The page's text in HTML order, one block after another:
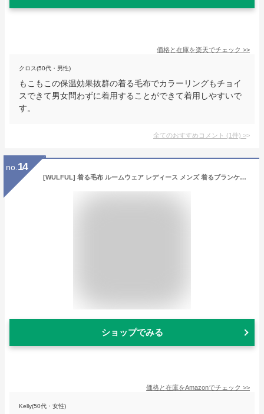
価格と在庫を楽天でチェック >>
クロス(50代・男性)
もこもこの保温効果抜群の着る毛布でカラーリングもチョイ
スできて男女問わずに着用することができて着用しやすいで
す。
全てのおすすめコメント (1件) >
no. 14
[WULFUL] 着る毛布 ルームウェア レディース メンズ 着るブランケット 部屋着 パジャマ 長袖 フード付き 無地 ビッグポケット 暖かい 春 秋 冬 柔らかい 肌に優しい ふわふわ 男女兼用 プレゼント
ショップでみる
価格と在庫をAmazonでチェック >>
Kelly(50代・女性)